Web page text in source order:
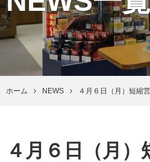
ホーム NEWS ４月６日（月）短縮
４月６日（月